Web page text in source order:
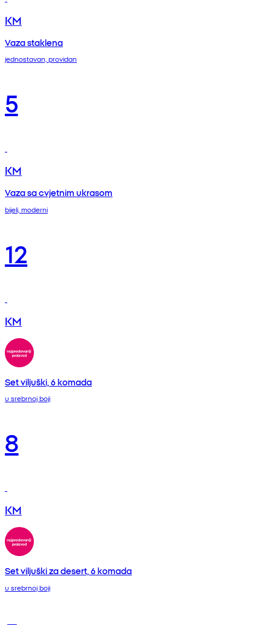
KM
Vaza staklena
jednostavan, providan
5
KM
Vaza sa cvjetnim ukrasom
bijeli, moderni
12
KM
Set viljuški, 6 komada
u srebrnoj boji
8
KM
Set viljuški za desert, 6 komada
u srebrnoj boji